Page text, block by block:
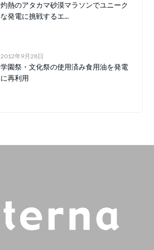
灼熱のアタカマ砂漠マラソンでユニーク
な発電に挑戦するエ...
2012年9月28日
学園祭・文化祭の使用済み食用油を発電
に再利用